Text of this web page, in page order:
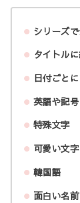
シリーズ
タイトル
日付ごと
英語や記号
特殊文字
可愛い文
韓国語
面白い名